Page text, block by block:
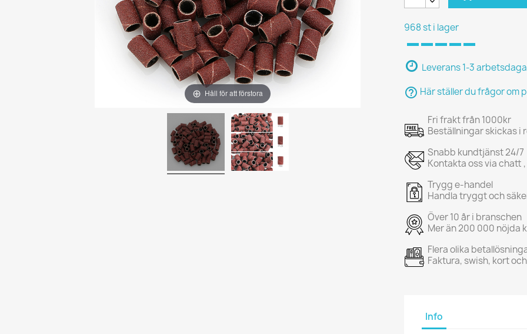
Håll för att förstora
968 st i lager
Leverans 1-3
help_outline Här ställer du frågor om
Fri frakt från 1000kr
Beställningar skickas i
Snabb kundtjänst 24/7
Kontakta oss via chatt
Trygg e-handel
Handla tryggt och
Över 10 år i branschen
Mer än 200 000 nöjda
Flera olika
Faktura, swish, kort
Info